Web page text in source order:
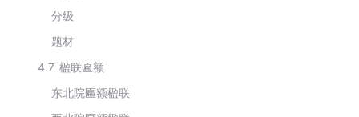
分级
题材
4.7 楹联匾额
东北院匾额楹联